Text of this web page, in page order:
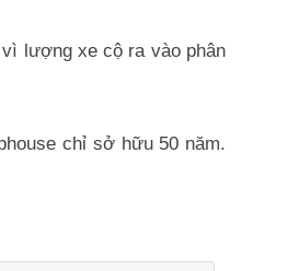
lượng xe cộ ra vào phân
chỉ sở hữu 50 năm.